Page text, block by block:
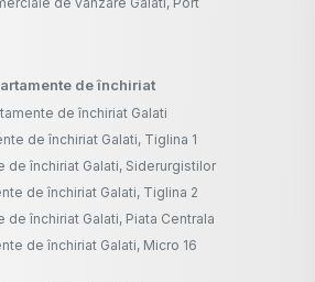
de închiriat
de închiriat Galati
de închiriat Galati, Tiglina 1
de închiriat Galati, Siderurgistilor
de închiriat Galati, Tiglina 2
de închiriat Galati, Piata Centrala
de închiriat Galati, Micro 16